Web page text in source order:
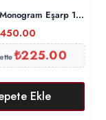
Eşarp 17687
450.00
₺225.00
Ekle